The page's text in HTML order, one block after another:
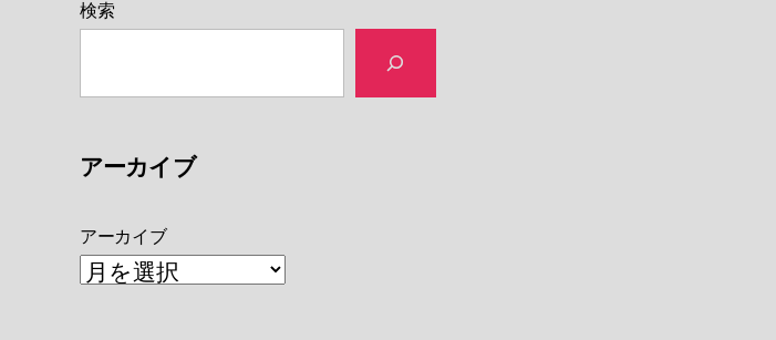
検索
アーカイブ
アーカイブ